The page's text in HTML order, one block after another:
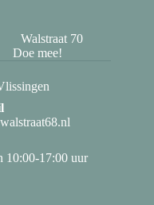
Walstraat 70
Doe mee!
10:00-17:00 uur